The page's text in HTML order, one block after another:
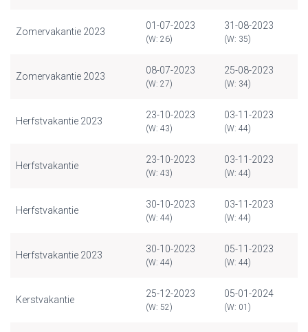
Zomervakantie 2023
01-07-2023
(W: 26)
31-08-2023
(W: 35)
Zomervakantie 2023
08-07-2023
(W: 27)
25-08-2023
(W: 34)
Herfstvakantie 2023
23-10-2023
(W: 43)
03-11-2023
(W: 44)
Herfstvakantie
23-10-2023
(W: 43)
03-11-2023
(W: 44)
Herfstvakantie
30-10-2023
(W: 44)
03-11-2023
(W: 44)
Herfstvakantie 2023
30-10-2023
(W: 44)
05-11-2023
(W: 44)
Kerstvakantie
25-12-2023
(W: 52)
05-01-2024
(W: 01)